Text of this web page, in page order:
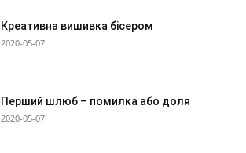
Креативна вишивка бісером
2020-05-07
Перший шлюб – помилка або доля
2020-05-07